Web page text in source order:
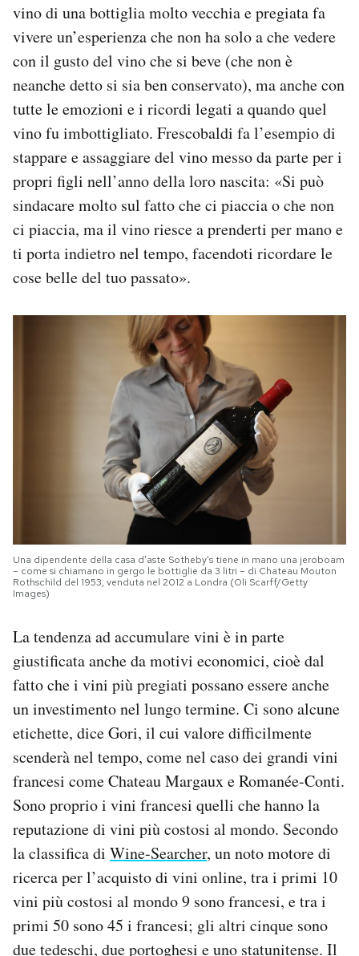
vino di una bottiglia molto vecchia e pregiata fa
vivere un’esperienza che non ha solo a che vedere
con il gusto del vino che si beve (che non è
neanche detto si sia ben conservato), ma anche con
tutte le emozioni e i ricordi legati a quando quel
vino fu imbottigliato. Frescobaldi fa l’esempio di
stappare e assaggiare del vino messo da parte per i
propri figli nell’anno della loro nascita: «Si può
sindacare molto sul fatto che ci piaccia o che non
ci piaccia, ma il vino riesce a prenderti per mano e
ti porta indietro nel tempo, facendoti ricordare le
cose belle del tuo passato».
Una dipendente della casa d’aste Sotheby’s tiene in mano una jeroboam
– come si chiamano in gergo le bottiglie da 3 litri – di Chateau Mouton
Rothschild del 1953, venduta nel 2012 a Londra (Oli Scarff/Getty
Images)
La tendenza ad accumulare vini è in parte
giustificata anche da motivi economici, cioè dal
fatto che i vini più pregiati possano essere anche
un investimento nel lungo termine. Ci sono alcune
etichette, dice Gori, il cui valore difficilmente
scenderà nel tempo, come nel caso dei grandi vini
francesi come Chateau Margaux e Romanée-Conti.
Sono proprio i vini francesi quelli che hanno la
reputazione di vini più costosi al mondo. Secondo
la classifica di Wine-Searcher, un noto motore di
ricerca per l’acquisto di vini online, tra i primi 10
vini più costosi al mondo 9 sono francesi, e tra i
primi 50 sono 45 i francesi; gli altri cinque sono
due tedeschi, due portoghesi e uno statunitense. Il